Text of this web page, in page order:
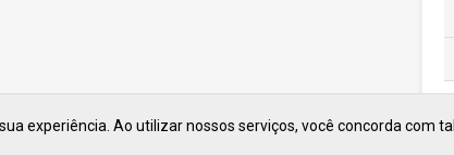
experiência. Ao utilizar nossos serviços, você concorda com tal